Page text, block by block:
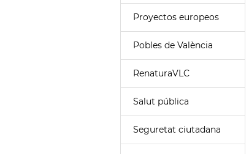
Proyectos europeos
Pobles de València
RenaturaVLC
Salut pública
Seguretat ciutadana